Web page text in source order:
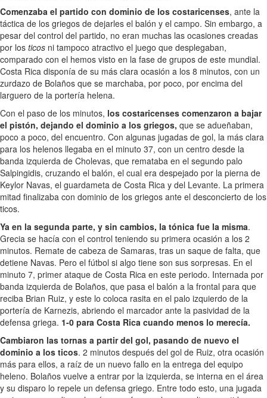
Comenzaba el partido con dominio de los costaricenses, ante la
táctica de los griegos de dejarles el balón y el campo. Sin embargo, a
pesar del control del partido, no eran muchas las ocasiones creadas
por los ticos ni tampoco atractivo el juego que desplegaban,
comparado con el hemos visto en la fase de grupos de este mundial.
Costa Rica disponía de su más clara ocasión a los 8 minutos, con un
zurdazo de Bolaños que se marchaba, por poco, por encima del
larguero de la portería helena.
Con el paso de los minutos, los costaricenses comenzaron a bajar
el pistón, dejando el dominio a los griegos, que se adueñaban,
poco a poco, del encuentro. Con algunas jugadas de gol, la más clara
para los helenos llegaba en el minuto 37, con un centro desde la
banda izquierda de Cholevas, que remataba en el segundo palo
Salpingidis, cruzando el balón, el cual era despejado por la pierna de
Keylor Navas, el guardameta de Costa Rica y del Levante. La primera
mitad finalizaba con dominio de los griegos ante el desconcierto de los
ticos.
Ya en la segunda parte, y sin cambios, la tónica fue la misma.
Grecia se hacía con el control teniendo su primera ocasión a los 2
minutos. Remate de cabeza de Samaras, tras un saque de falta, que
detiene Navas. Pero el fútbol si algo tiene son sus sorpresas. En el
minuto 7, primer ataque de Costa Rica en este periodo. Internada por
banda izquierda de Bolaños, que pasa el balón a la frontal para que
reciba Brian Ruiz, y este lo coloca rasita en el palo izquierdo de la
portería de Karnezis, abriendo el marcador ante la pasividad de la
defensa griega. 1-0 para Costa Rica cuando menos lo merecía.
Cambiaron las tornas a partir del gol, pasando de nuevo el
dominio a los ticos. 2 minutos después del gol de Ruiz, otra ocasión
más para ellos, a raíz de un nuevo fallo en la entrega del equipo
heleno. Bolaños vuelve a entrar por la izquierda, se interna en el área
y su disparo lo repele un defensa griego. Entre todo esto, una jugada